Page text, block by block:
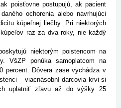
poisťovne postupujú, ak pacient
ochorenia alebo navrhujúci
kúpeľnej liečby. Pri niektorých
raz za dva roky, nie každý
niektorým poistencom na
VšZP ponúka samoplatcom na
percent. Dôvera zase vychádza v
– viacnásobní darcovia krvi si
uplatniť zľavu až do výšky 25